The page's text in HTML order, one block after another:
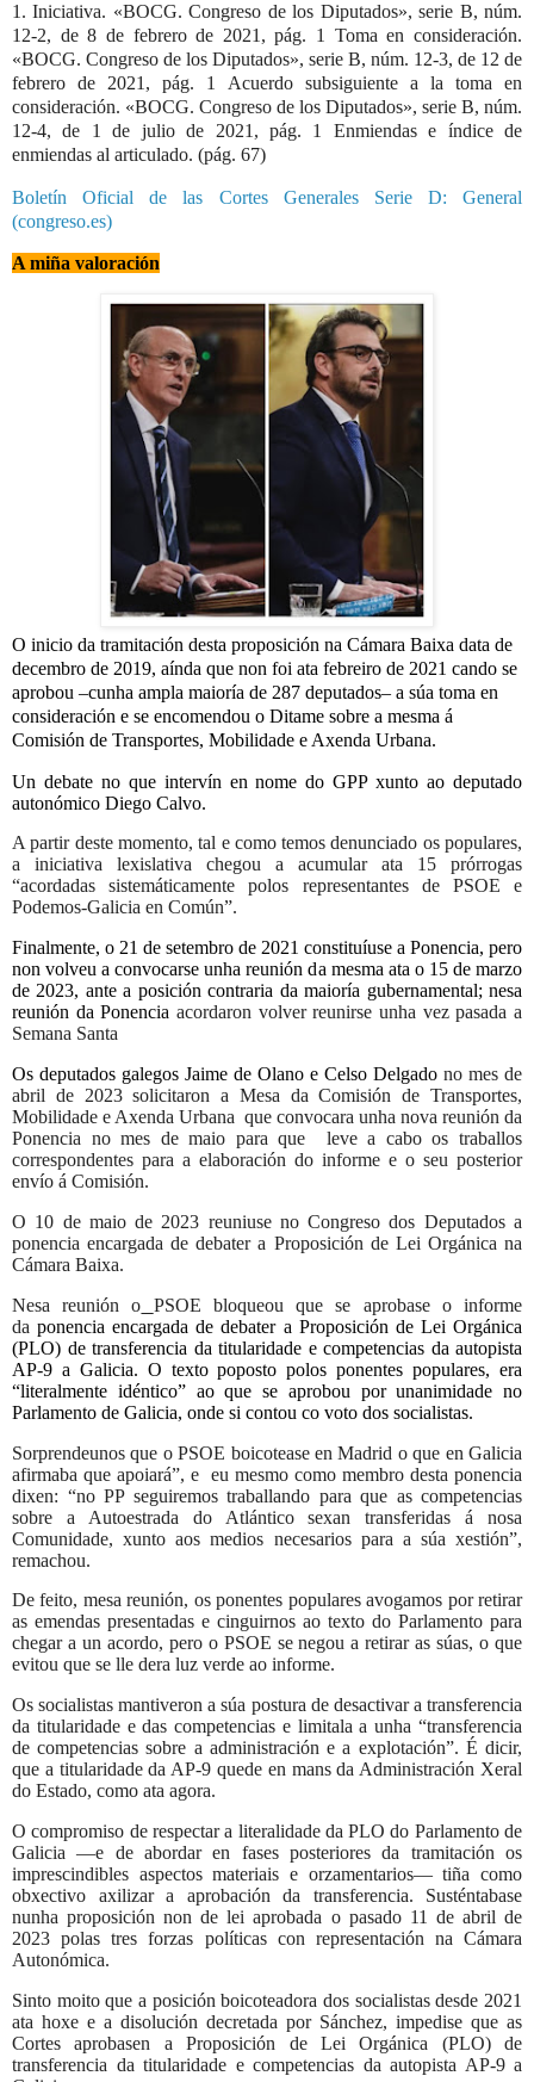
1. Iniciativa. «BOCG. Congreso de los Diputados», serie B, núm.
12-2, de 8 de febrero de 2021, pág. 1 Toma en consideración.
«BOCG. Congreso de los Diputados», serie B, núm. 12-3, de 12 de
febrero de 2021, pág. 1 Acuerdo subsiguiente a la toma en
consideración. «BOCG. Congreso de los Diputados», serie B, núm.
12-4, de 1 de julio de 2021, pág. 1 Enmiendas e índice de
enmiendas al articulado. (pág. 67)
Boletín Oficial de las Cortes Generales Serie D: General
(congreso.es)
A miña valoración
O inicio da tramitación desta proposición na Cámara Baixa data de
decembro de 2019, aínda que non foi ata febreiro de 2021 cando se
aprobou –cunha ampla maioría de 287 deputados– a súa toma en
consideración e se encomendou o Ditame sobre a mesma á
Comisión de Transportes, Mobilidade e Axenda Urbana.
Un debate no que intervín en nome do GPP xunto ao deputado
autonómico Diego Calvo.
A partir deste momento, tal e como temos denunciado os populares,
a iniciativa lexislativa chegou a acumular ata 15 prórrogas
“acordadas sistemáticamente polos representantes de PSOE e
Podemos-Galicia en Común”.
Finalmente, o 21 de setembro de 2021 constituíuse a Ponencia, pero
non volveu a convocarse unha reunión da mesma ata o 15 de marzo
de 2023, ante a posición contraria da maioría gubernamental; nesa
reunión da Ponencia acordaron volver reunirse unha vez pasada a
Semana Santa
Os deputados galegos Jaime de Olano e Celso Delgado no mes de
abril de 2023 solicitaron a Mesa da Comisión de Transportes,
Mobilidade e Axenda Urbana que convocara unha nova reunión da
Ponencia no mes de maio para que
leve a cabo os traballos
correspondentes para a elaboración do informe e o seu posterior
envío á Comisión.
O 10 de maio de 2023 reuniuse no Congreso dos Deputados a
ponencia encargada de debater a Proposición de Lei Orgánica na
Cámara Baixa.
Nesa reunión o
PSOE bloqueou que se aprobase o informe
daponenciaencargada de debater a Proposición de Lei Orgánica
(PLO) de transferencia da titularidade e competencias da autopista
AP-9 a Galicia. O texto poposto polos ponentes populares, era
“literalmente idéntico” ao que se aprobou por unanimidade no
Parlamento de Galicia, onde si contou co voto dos socialistas.
Sorprendeunos que o PSOE boicotease en Madrid o que en Galicia
afirmaba que apoiará”, e eu mesmo como membro desta ponencia
dixen: “no PP seguiremos traballando para que as competencias
sobre a Autoestrada do Atlántico sexan transferidas á nosa
Comunidade, xunto aos medios necesarios para a súa xestión”,
remachou.
De feito, mesa reunión, os ponentes populares avogamos por retirar
as emendas presentadas e cinguirnos ao texto do Parlamento para
chegar a un acordo, pero o PSOE se negou a retirar as súas, o que
evitou que se lle dera luz verde ao informe.
Os socialistas mantiveron a súa postura de desactivar a transferencia
da titularidade e das competencias e limitala a unha “transferencia
de competencias sobre a administración e a explotación”. É dicir,
que a titularidade da AP-9 quede en mans da Administración Xeral
do Estado, como ata agora.
O compromiso de respectar a literalidade da PLO do Parlamento de
Galicia —e de abordar en fases posteriores da tramitación os
imprescindibles aspectos materiais e orzamentarios— tiña como
obxectivo axilizar a aprobación da transferencia. Susténtabase
nunha proposición non de lei aprobada o pasado 11 de abril de
2023 polas tres forzas políticas con representación na Cámara
Autonómica.
Sinto moito que a posición boicoteadora dos socialistas desde 2021
ata hoxe e a disolución decretada por Sánchez, impedise que as
Cortes aprobasen a Proposición de Lei Orgánica (PLO) de
transferencia da titularidade e competencias da autopista AP-9 a